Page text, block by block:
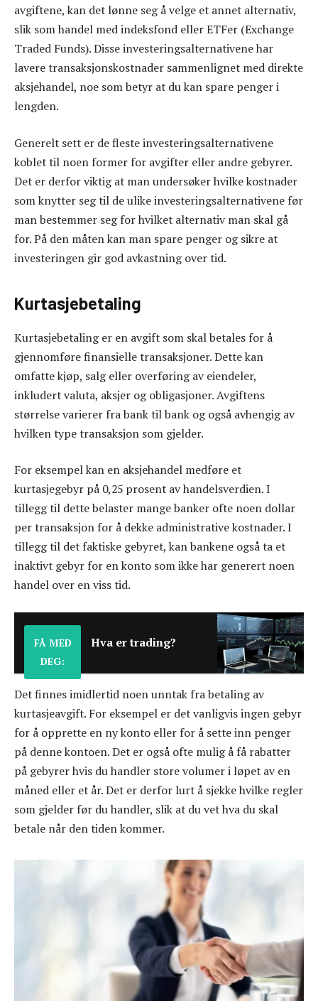
avgiftene, kan det lønne seg å velge et annet alternativ,
slik som handel med indeksfond eller ETFer (Exchange
Traded Funds). Disse investeringsalternativene har
lavere transaksjonskostnader sammenlignet med direkte
aksjehandel, noe som betyr at du kan spare penger i
lengden.
Generelt sett er de fleste investeringsalternativene
koblet til noen former for avgifter eller andre gebyrer.
Det er derfor viktig at man undersøker hvilke kostnader
som knytter seg til de ulike investeringsalternativene før
man bestemmer seg for hvilket alternativ man skal gå
for. På den måten kan man spare penger og sikre at
investeringen gir god avkastning over tid.
Kurtasjebetaling
Kurtasjebetaling er en avgift som skal betales for å
gjennomføre finansielle transaksjoner. Dette kan
omfatte kjøp, salg eller overføring av eiendeler,
inkludert valuta, aksjer og obligasjoner. Avgiftens
størrelse varierer fra bank til bank og også avhengig av
hvilken type transaksjon som gjelder.
For eksempel kan en aksjehandel medføre et
kurtasjegebyr på 0,25 prosent av handelsverdien. I
tillegg til dette belaster mange banker ofte noen dollar
per transaksjon for å dekke administrative kostnader. I
tillegg til det faktiske gebyret, kan bankene også ta et
inaktivt gebyr for en konto som ikke har generert noen
handel over en viss tid.
FÅ MED
DEG:
Hva er trading?
Det finnes imidlertid noen unntak fra betaling av
kurtasjeavgift. For eksempel er det vanligvis ingen gebyr
for å opprette en ny konto eller for å sette inn penger
på denne kontoen. Det er også ofte mulig å få rabatter
på gebyrer hvis du handler store volumer i løpet av en
måned eller et år. Det er derfor lurt å sjekke hvilke regler
som gjelder før du handler, slik at du vet hva du skal
betale når den tiden kommer.